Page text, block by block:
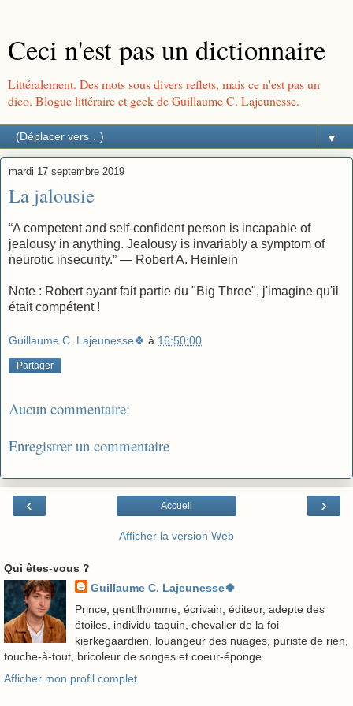
Ceci n'est pas un dictionnaire
Littéralement. Des mots sous divers reflets, mais ce n'est pas un
dico. Blogue littéraire et geek de Guillaume C. Lajeunesse.
▼
mardi 17 septembre 2019
La jalousie
“A competent and self-confident person is incapable of
jealousy in anything. Jealousy is invariably a symptom of
neurotic insecurity.” — Robert A. Heinlein
Note : Robert ayant fait partie du "Big Three", j'imagine qu'il
était compétent !
Guillaume C. Lajeunesse🍀 à 16:50:00
Partager
Aucun commentaire:
Enregistrer un commentaire
‹ ›
Accueil
Afficher la version Web
Qui êtes-vous ?
Guillaume C. Lajeunesse🍀
Prince, gentilhomme, écrivain, éditeur, adepte des
étoiles, individu taquin, chevalier de la foi
kierkegaardien, louangeur des nuages, puriste de rien,
touche-à-tout, bricoleur de songes et coeur-éponge
Afficher mon profil complet